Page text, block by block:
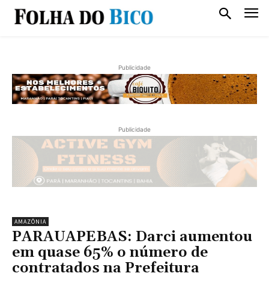
Publicidade
Publicidade
AMAZÔNIA
PARAUAPEBAS: Darci aumentou
em quase 65% o número de
contratados na Prefeitura